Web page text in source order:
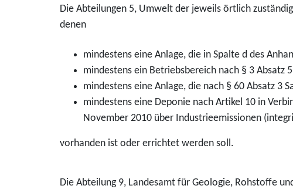
Die Abteilungen 5, Umwelt der jeweils örtlich
denen
mindestens eine Anlage, die in Spalte d des
mindestens ein Betriebsbereich nach § 3 Absatz
mindestens eine Anlage, die nach § 60 Absatz 3
mindestens eine Deponie nach Artikel 10 in
November 2010 über Industrieemissionen
vorhanden ist oder errichtet werden soll.
Die Abteilung 9, Landesamt für Geologie, Rohstoffe